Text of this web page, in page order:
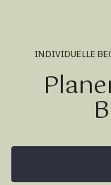
INDIVIDUELLE